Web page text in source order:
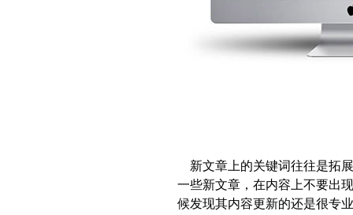
新文章上的关键词往往是拓
一些新文章，在内容上不要出
候发现其内容更新的还是很专